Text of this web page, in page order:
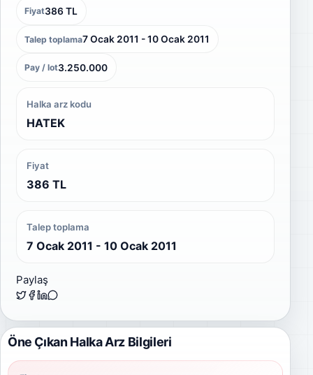
Fiyat386 TL
Talep toplama7 Ocak 2011 - 10 Ocak 2011
Pay / lot3.250.000
Halka arz kodu
HATEK
Fiyat
386 TL
Talep toplama
7 Ocak 2011 - 10 Ocak 2011
Paylaş
Öne Çıkan Halka Arz Bilgileri